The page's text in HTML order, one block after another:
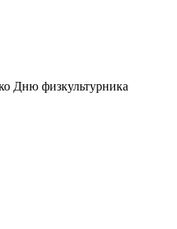
Дню физкультурника